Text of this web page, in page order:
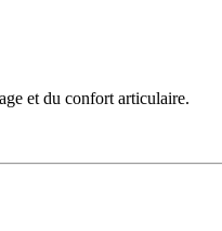
et du confort articulaire.